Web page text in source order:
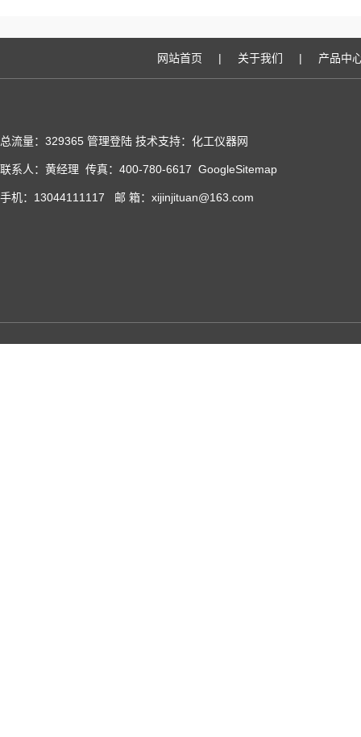
网站首页 | 关于我们 | 产品中
总流量：329365 管理登陆 技术支持：化工仪器网
联系人：黄经理 传真：400-780-6617 GoogleSitemap
手机：13044111117 邮 箱：xijinjituan@163.com